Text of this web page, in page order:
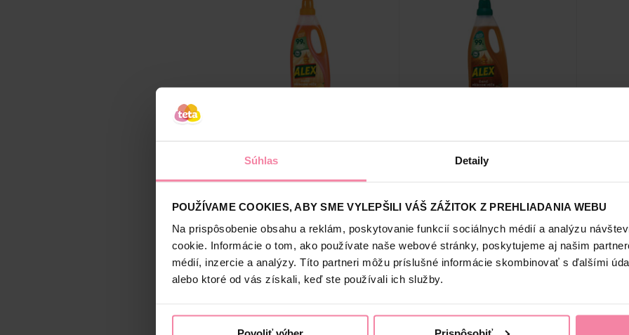
Súhlas Detaily
POUŽÍVAME COOKIES, ABY SME VYLEPŠILI VÁŠ ZÁŽITOK Z PREHLIADANIA WEBU
Na prispôsobenie obsahu a reklám, poskytovanie funkcií sociálnych médií a analýzu
cookie. Informácie o tom, ako používate naše webové stránky, poskytujeme aj našim
médií, inzercie a analýzy. Títo partneri môžu príslušné informácie skombinovať s ďalšími
alebo ktoré od vás získali, keď ste používali ich služby.
- KS + KÚPIŤ
Jedn. cena 5,05 / LIT
Dostupné online
Dostupné v 223 predajniach
3,79
- KS + KÚPIŤ
Jedn. cena 5,05 / LIT
Dostupné online
Dostupnév 222 predajniach
-